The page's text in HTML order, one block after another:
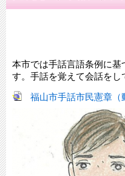
本市では手話言語条例に基
す。手話を覚えて会話をし
福山市手話市民憲章（